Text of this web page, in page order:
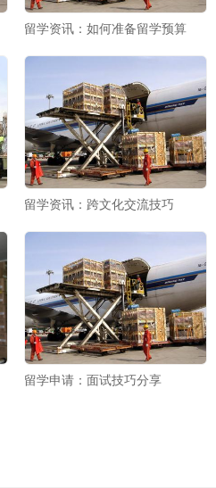
留学资讯：如何准备留学预算
留学资讯：跨文化交流技巧
留学申请：面试技巧分享